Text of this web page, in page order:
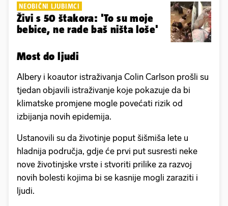
NEOBIČNI LJUBIMCI
Živi s 50 štakora: 'To su moje
bebice, ne rade baš ništa loše'
Most do ljudi
Albery i koautor istraživanja Colin Carlson prošli su
tjedan objavili istraživanje koje pokazuje da bi
klimatske promjene mogle povećati rizik od
izbijanja novih epidemija.
Ustanovili su da životinje poput šišmiša lete u
hladnija područja, gdje će prvi put susresti neke
nove životinjske vrste i stvoriti prilike za razvoj
novih bolesti kojima bi se kasnije mogli zaraziti i
ljudi.